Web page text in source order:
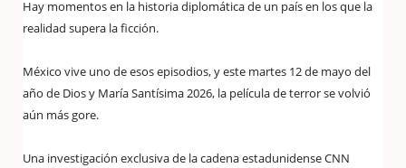
Hay momentos en la historia diplomática de un país en los que la
realidad supera la ficción.
México vive uno de esos episodios, y este martes 12 de mayo del
año de Dios y María Santísima 2026, la película de terror se volvió
aún más gore.
Una investigación exclusiva de la cadena estadunidense CNN